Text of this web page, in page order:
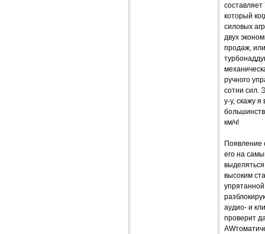
который
силовых
двух
продаж,
ручного
сотни сил.
у-у, скажу
км/ч!
Появление
его на
высоким
упрятанной
аудио- и
проверит